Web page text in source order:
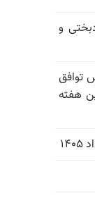
شادبختی و
توافق
هفته